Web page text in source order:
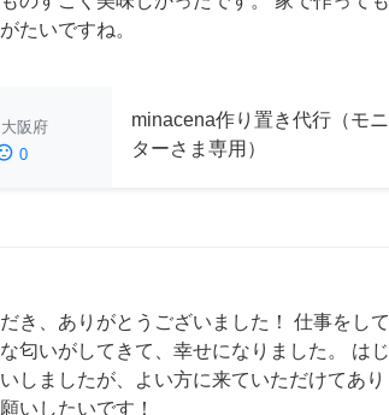
たいですね。
大阪府
0
minacena作り置き代行（モニ
ターさま専用）
き、ありがとうございました！ 仕事をして
匂いがしてきて、幸せになりました。 はじ
しましたが、よい方に来ていただけてあり
いしたいです！